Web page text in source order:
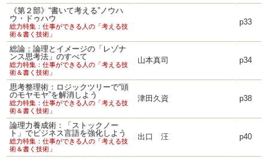
《第２部》“書いて考える”ノウハ
ウ・ドゥハウ
総力特集：仕事ができる人の「考える技
術＆書く技術」
p33
総論：論理とイメージの「レゾナ
ンス思考法」のすべて
総力特集：仕事ができる人の「考える技
術＆書く技術」
山本真司 p34
思考整理術：ロジックツリーで“頭
のモヤモヤ”を解消しよう
総力特集：仕事ができる人の「考える技
術＆書く技術」
津田久資 p38
論理力養成術：「ストックノー
ト」でビジネス言語を強化しよう
総力特集：仕事ができる人の「考える技
術＆書く技術」
出口 汪 p40